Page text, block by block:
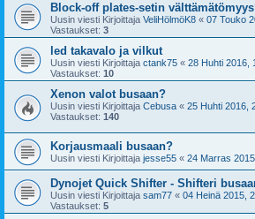
Block-off plates-setin
Uusin viesti Kirjoittaja VeliHölmöK8 « 07 Touko
Vastaukset: 3
led takavalo ja vilkut
Uusin viesti Kirjoittaja ctank75 « 28 Huhti 2016,
Vastaukset: 10
Xenon valot busaan?
Uusin viesti Kirjoittaja Cebusa « 25 Huhti 2016,
Vastaukset: 140
Korjausmaali busaan?
Uusin viesti Kirjoittaja jesse55 « 24 Marras
Dynojet Quick Shifter - Shifteri
Uusin viesti Kirjoittaja sam77 « 04 Heinä 2015,
Vastaukset: 5